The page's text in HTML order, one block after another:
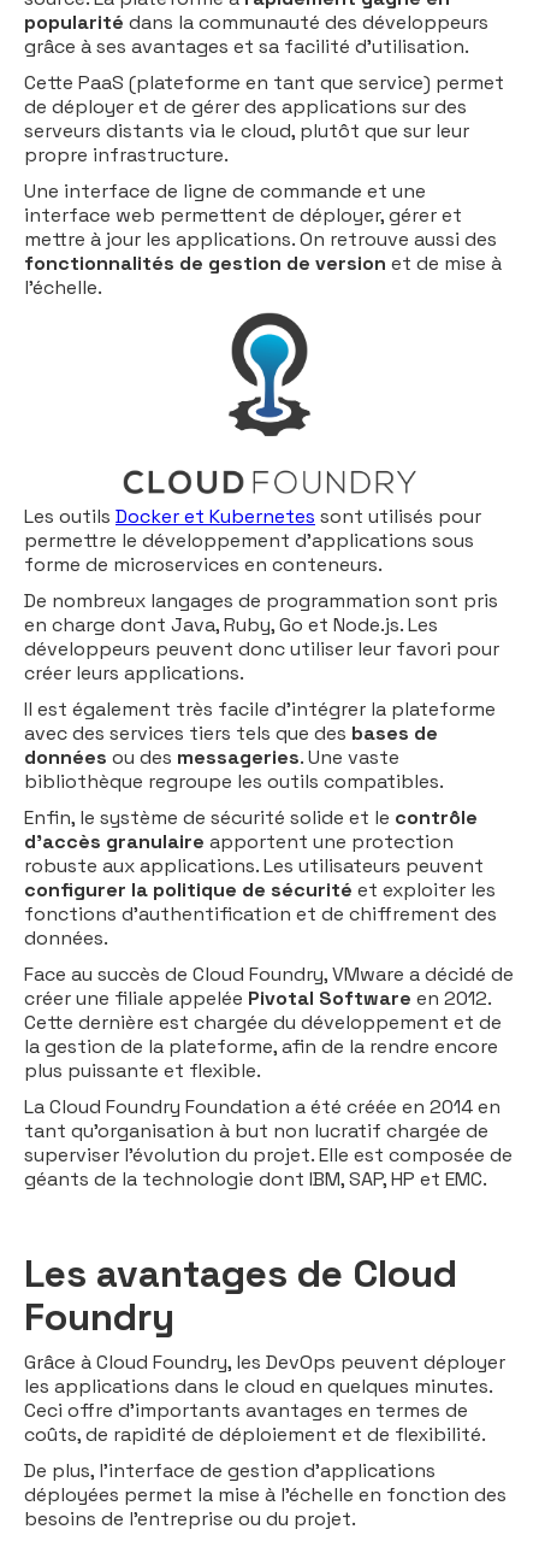
popularité dans la communauté des développeurs
grâce à ses avantages et sa facilité d’utilisation.
Cette PaaS (plateforme en tant que service) permet
de déployer et de gérer des applications sur des
serveurs distants via le cloud, plutôt que sur leur
propre infrastructure.
Une interface de ligne de commande et une
interface web permettent de déployer, gérer et
mettre à jour les applications. On retrouve aussi des
fonctionnalités de gestion de version et de mise à
l’échelle.
Les outils Docker et Kubernetes sont utilisés pour
permettre le développement d’applications sous
forme de microservices en conteneurs.
De nombreux langages de programmation sont pris
en charge dont Java, Ruby, Go et Node.js. Les
développeurs peuvent donc utiliser leur favori pour
créer leurs applications.
Il est également très facile d’intégrer la plateforme
avec des services tiers tels que des bases de
données ou des messageries. Une vaste
bibliothèque regroupe les outils compatibles.
Enfin, le système de sécurité solide et le contrôle
d’accès granulaire apportent une protection
robuste aux applications. Les utilisateurs peuvent
configurer la politique de sécurité et exploiter les
fonctions d’authentification et de chiffrement des
données.
Face au succès de Cloud Foundry, VMware a décidé de
créer une filiale appelée Pivotal Software en 2012.
Cette dernière est chargée du développement et de
la gestion de la plateforme, afin de la rendre encore
plus puissante et flexible.
La Cloud Foundry Foundation a été créée en 2014 en
tant qu’organisation à but non lucratif chargée de
superviser l’évolution du projet. Elle est composée de
géants de la technologie dont IBM, SAP, HP et EMC.
Les avantages de Cloud
Foundry
Grâce à Cloud Foundry, les DevOps peuvent déployer
les applications dans le cloud en quelques minutes.
Ceci offre d’importants avantages en termes de
coûts, de rapidité de déploiement et de flexibilité.
De plus, l’interface de gestion d’applications
déployées permet la mise à l’échelle en fonction des
besoins de l’entreprise ou du projet.